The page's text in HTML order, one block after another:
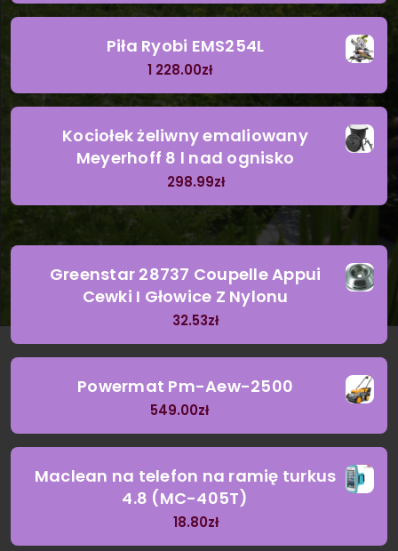
Piła Ryobi EMS254L
1 228.00zł
Kociołek żeliwny emaliowany
Meyerhoff 8 l nad ognisko
298.99zł
Greenstar 28737 Coupelle Appui
Cewki I Głowice Z Nylonu
32.53zł
Powermat Pm-Aew-2500
549.00zł
Maclean na telefon na ramię turkus
4.8 (MC-405T)
18.80zł